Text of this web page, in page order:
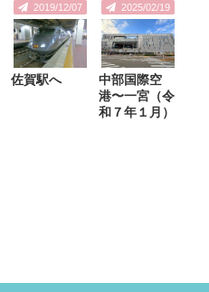
2019/12/07
佐賀駅へ
2025/02/19
中部国際空
港〜一宮（令
和７年１月）